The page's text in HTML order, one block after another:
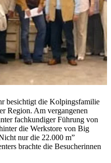
besichtigt die Kolpingsfamilie
Region. Am vergangenen
fachkundiger Führung von
die Werkstore von Big
nur die 22.000 m”
brachte die Besucherinnen